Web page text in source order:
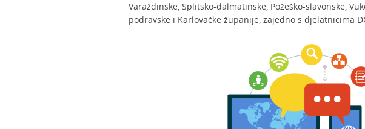
Varaždinske, Splitsko-dalmatinske, Požeško-slavonske,
podravske i Karlovačke županije, zajedno s djelatnicima